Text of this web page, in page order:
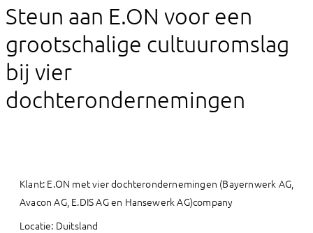
Steun aan E.ON voor een
grootschalige cultuuromslag
bij vier
dochterondernemingen
Klant: E.ON met vier dochterondernemingen (Bayernwerk AG,
Avacon AG, E.DIS AG en Hansewerk AG)company
Locatie: Duitsland